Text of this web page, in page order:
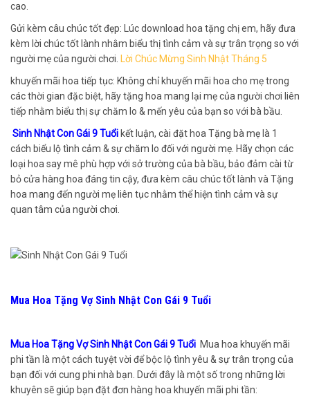
cao.
Gửi kèm câu chúc tốt đẹp: Lúc download hoa tặng chị em, hãy đưa
kèm lời chúc tốt lành nhằm biểu thị tình cảm và sự trân trọng so với
người mẹ của người chơi. Lời Chúc Mừng Sinh Nhật Tháng 5
khuyến mãi hoa tiếp tục: Không chỉ khuyến mãi hoa cho mẹ trong
các thời gian đặc biệt, hãy tặng hoa mang lại mẹ của người chơi liên
tiếp nhằm biểu thị sự chăm lo & mến yêu của bạn so với bà bầu.
Sinh Nhật Con Gái 9 Tuổi kết luận, cài đặt hoa Tặng bà mẹ là 1
cách biểu lộ tình cảm & sự chăm lo đối với người mẹ. Hãy chọn các
loại hoa say mê phù hợp với sở trường của bà bầu, bảo đảm cài từ
bỏ cửa hàng hoa đáng tin cậy, đưa kèm câu chúc tốt lành và Tặng
hoa mang đến người mẹ liên tục nhằm thể hiện tình cảm và sự
quan tâm của người chơi.
Mua Hoa Tặng Vợ Sinh Nhật Con Gái 9 Tuổi
Mua Hoa Tặng Vợ Sinh Nhật Con Gái 9 Tuổi Mua hoa khuyến mãi
phi tần là một cách tuyệt vời để bộc lộ tình yêu & sự trân trọng của
bạn đối với cung phi nhà bạn. Dưới đây là một số trong những lời
khuyên sẽ giúp bạn đặt đơn hàng hoa khuyến mãi phi tần: